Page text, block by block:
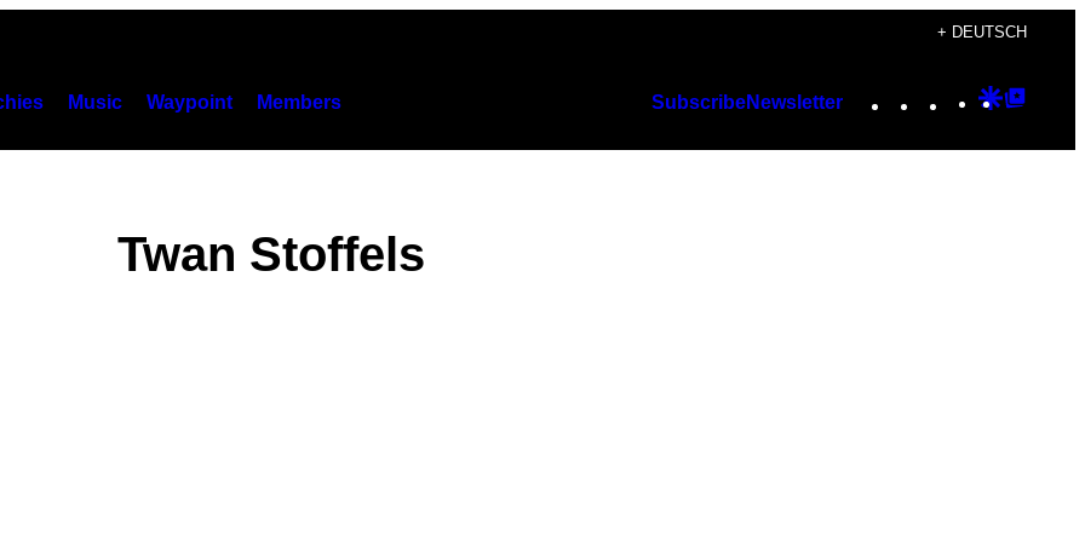
+ DEUTSCH
Music Waypoint Members SubscribeNewsletter Instagram
TikTok
YouTube
Google
Twan Stoffels